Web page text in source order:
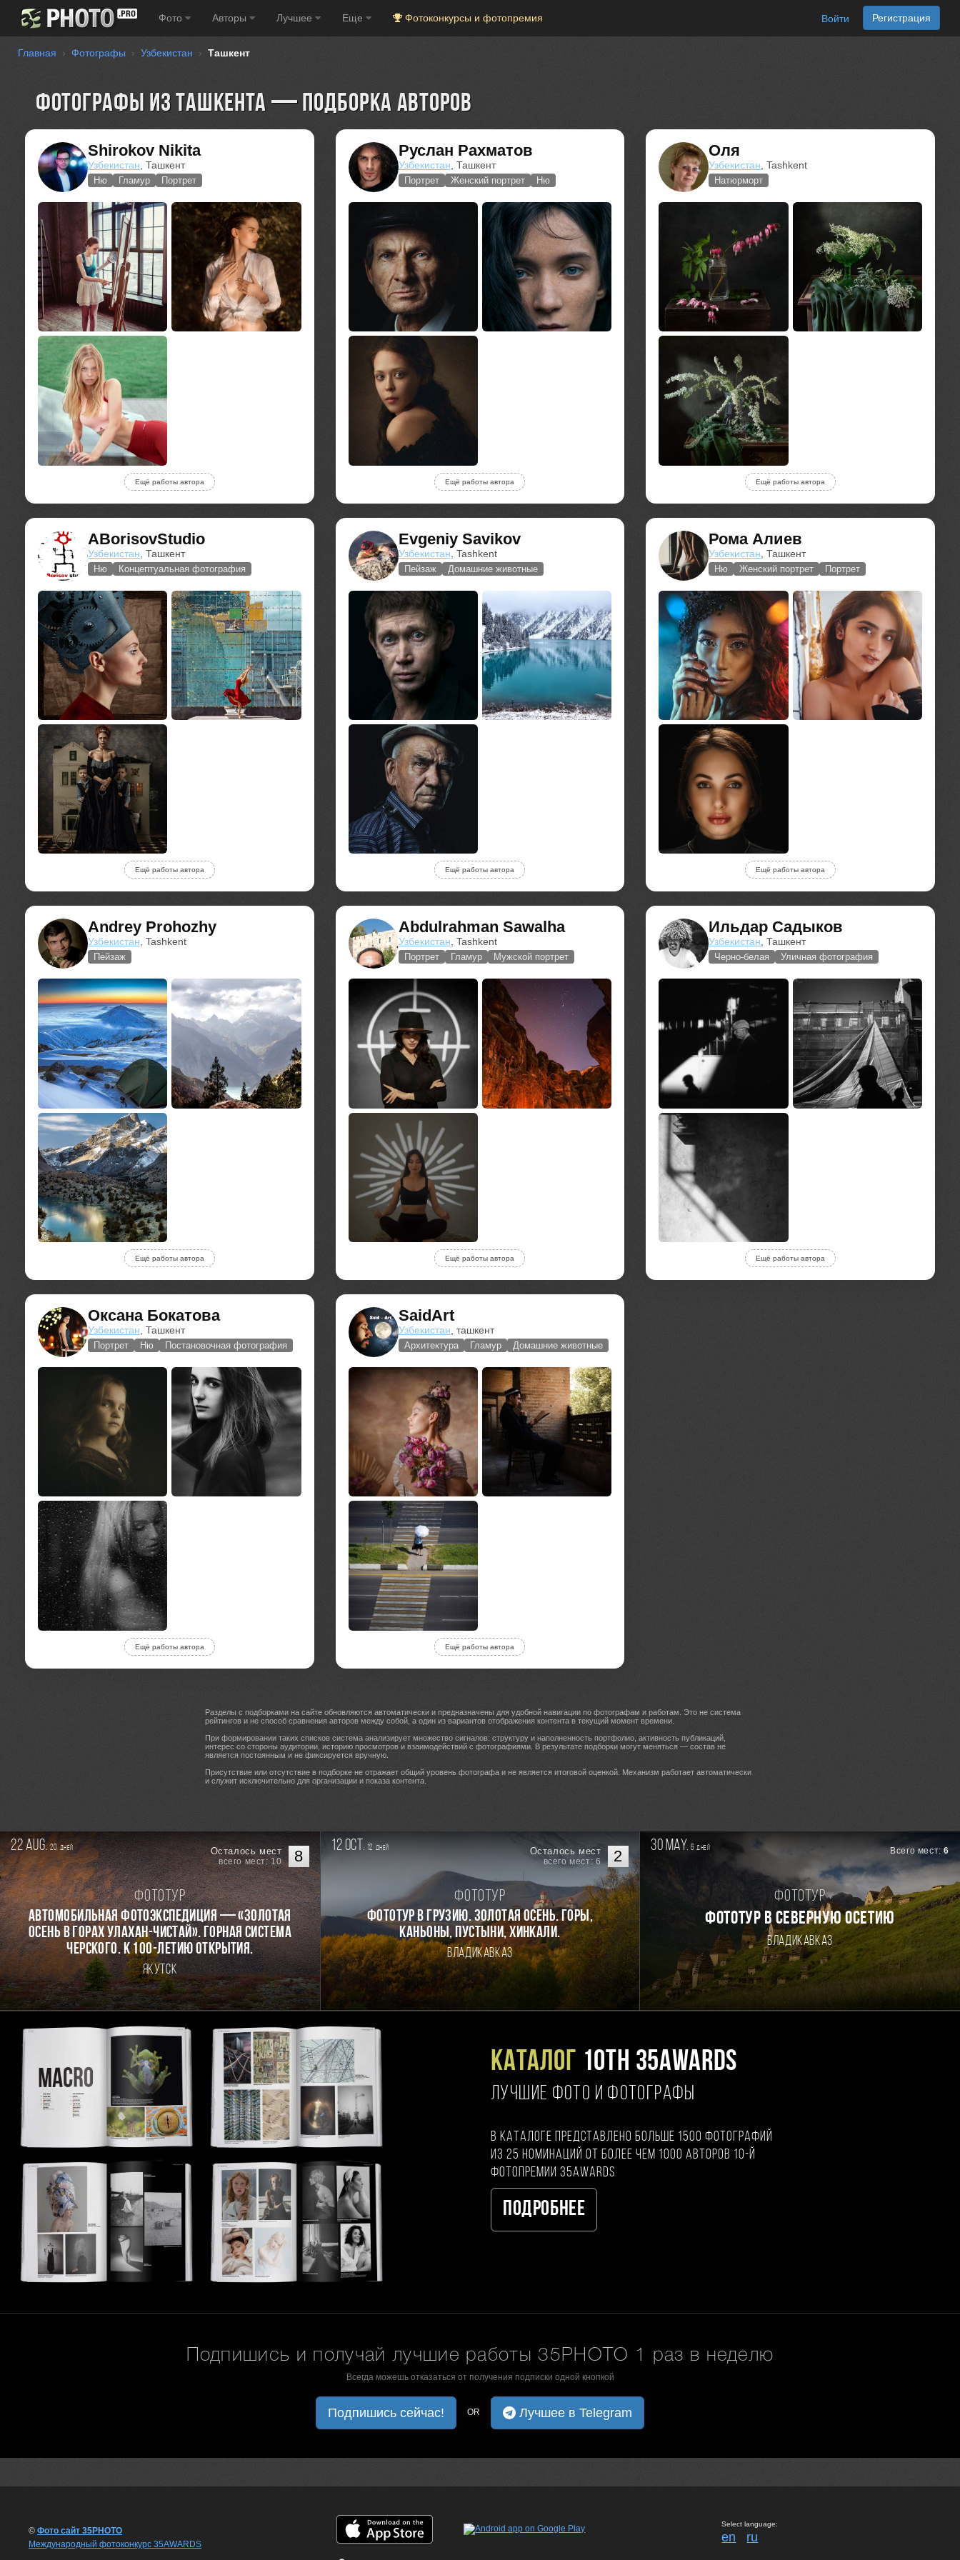
Фото Авторы Лучшее Еще Фотоконкурсы и фотопремия Войти Регистрация
Главная Фотографы Узбекистан Ташкент
Фотографы из Ташкента — подборка авторов
Shirokov Nikita
Узбекистан , Ташкент
Ню Гламур Портрет
Ещё работы автора
Руслан Рахматов
Узбекистан , Ташкент
Портрет Женский портрет Ню
Ещё работы автора
Оля
Узбекистан , Tashkent
Натюрморт
Ещё работы автора
ABorisovStudio
Узбекистан , Ташкент
Ню Концептуальная фотография
Ещё работы автора
Evgeniy Savikov
Узбекистан , Tashkent
Пейзаж Домашние животные
Ещё работы автора
Рома Алиев
Узбекистан , Ташкент
Ню Женский портрет Портрет
Ещё работы автора
Andrey Prohozhy
Узбекистан, Tashkent
Пейзаж
Ещё работы автора
Abdulrahman Sawalha
Узбекистан, Tashkent
Портрет Гламур Мужской портрет
Ещё работы автора
Ильдар Садыков
Узбекистан, Ташкент
Черно-белая Уличная фотография
Ещё работы автора
Оксана Бокатова
Узбекистан , Ташкент
Портрет Ню Постановочная фотография
Ещё работы автора
SaidArt
Узбекистан , ташкент
Архитектура Гламур Домашние животные
Ещё работы автора
Разделы с подборками на сайте обновляются автоматически и предназначены для удобной навигации по фотографам и работам. Это не система
рейтингов и не способ сравнения авторов между собой, а один из вариантов отображения контента в текущий момент времени.
При формировании таких списков система анализирует множество сигналов: структуру и наполненность портфолио, активность публикаций,
интерес со стороны аудитории, историю просмотров и взаимодействий с фотографиями. В результате подборки могут меняться — состав не
является постоянным и не фиксируется вручную.
Присутствие или отсутствие в подборке не отражает общий уровень фотографа и не является итоговой оценкой. Механизм работает автоматически
и служит исключительно для организации и показа контента.
22 aug. 20дней 8
Осталось мест
всего мест: 10
Фототур
Автомобильная фотоэкспедиция — «Золотая
осень в горах Улахан-Чистай». Горная система
Черского. К 100-летию открытия.
Якутск
12 oct. 12 дней 2
Осталось мест
всего мест: 6
Фототур
Фототур в Грузию. Золотая осень. Горы,
каньоны, пустыни, хинкали.
Владикавказ
30 may. 6дней Всего мест:6
Фототур
ФОТОТУР В СЕВЕРНУЮ ОСЕТИЮ
Владикавказ
Каталог 10TH 35AWARDS
ЛУЧШИЕ ФОТО И ФОТОГРАФЫ
В каталоге представлено больше 1500 фотографий
из 25 номинаций от более чем 1000 авторов 10-й
фотопремии 35AWARDS
Подробнее
Подпишись и получай лучшие работы 35PHOTO 1 раз в неделю
Всегда можешь отказаться от получения подписки одной кнопкой
Подпишись сейчас! OR Лучшее в Telegram
© Фото сайт 35PHOTO
Международный фотоконкурс 35AWARDS
Select language:
en ru